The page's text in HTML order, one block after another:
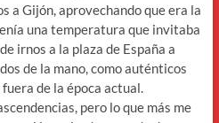
a Gijón, aprovechando que era la
una temperatura que invitaba
irnos a la plaza de España a
de la mano, como auténticos
de la época actual.
pero lo que más me